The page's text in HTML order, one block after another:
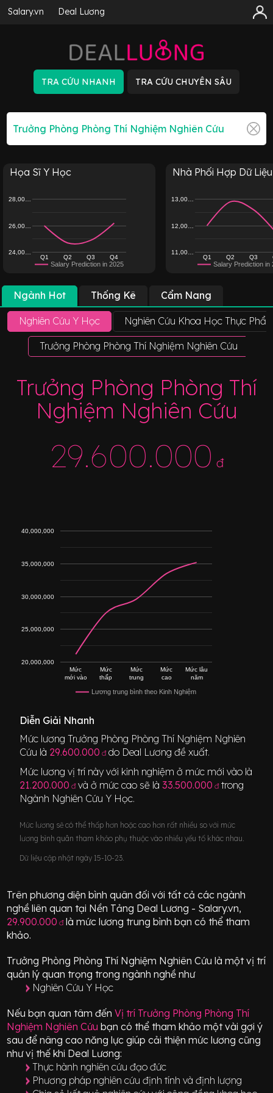
Salary.vn Deal Lương
Họa Sĩ Y Học
Salary Prediction in 2025
Q1 Q2 Q3 Q4
24,00…
26,00…
28,00…
Nhà Phối Hợp Dữ
Salary Prediction in
Q1 Q2 Q3
11,00…
12,00…
13,00…
Ngành Hot Thống Kê Cẩm Nang
Nghiên Cứu Y Học Nghiên Cứu Khoa Học Thực
Trưởng Phòng Phòng Thí Nghiệm Nghiên Cứu
Trưởng Phòng Phòng Thí
Nghiệm Nghiên Cứu
29.600.000 đ
Lương trung bình theo Kinh Nghiệm
Mức
mới vào
Mức
thấp
Mức
trung
Mức
cao
Mức lâu
năm
20,000,000
25,000,000
30,000,000
35,000,000
40,000,000
Diễn Giải Nhanh
Mức lươngTrưởng Phòng Phòng Thí Nghiệm Nghiên
Cứu là 29.600.000 đdo Deal Lương đề xuất.
Mức lương vị trí này với kinh nghiệm ở mức mới vào là
21.200.000 đ và ở mức cao sẽ là33.500.000 đ trong
Ngành Nghiên Cứu Y Học.
Mức lương sẽ có thể thấp hơn hoặc cao hơn rất nhiều so với mức
lương bình quân tham khảo phụ thuộc vào nhiều yếu tố khác nhau.
Dữ liệu cập nhật ngày 15-10-23.
Trên phương diện bình quân đối với tất cả các ngành
nghề liên quan tại Nền Tảng Deal Lương - Salary.vn,
29.900.000 đlà mức lương trung bình bạn có thể tham
khảo.
Trưởng Phòng Phòng Thí Nghiệm Nghiên Cứu là một vị trí
quản lý quan trọng trong ngành nghề như
Nghiên Cứu Y Học
Nếu bạn quan tâm đến Vị trí Trưởng Phòng Phòng Thí
Nghiệm Nghiên Cứu bạn có thể tham khảo một vài gợi ý
sau để nâng cao năng lực giúp cải thiện mức lương cũng
như vị thế khi Deal Lương:
Thực hành nghiên cứu đạo đức
Phương pháp nghiên cứu định tính và định lượng